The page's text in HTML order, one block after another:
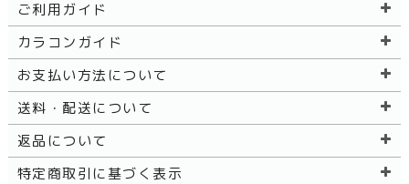
ご利用ガイド
カラコンガイド
お支払い方法について
送料・配送について
返品について
特定商取引に基づく表示